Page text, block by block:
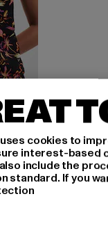
EUR
cookies to
interest-based
include the
standard. If you